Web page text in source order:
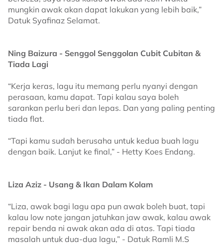
mungkin awak akan dapat lakukan yang lebih baik,”
Datuk Syafinaz Selamat.
Ning Baizura - Senggol Senggolan Cubit Cubitan &
Tiada Lagi
“Kerja keras, lagu itu memang perlu nyanyi dengan
perasaan, kamu dapat. Tapi kalau saya boleh
sarankan perlu beri dan lepas. Dan yang paling penting
tiada flat.
“Tapi kamu sudah berusaha untuk kedua buah lagu
dengan baik. Lanjut ke final,” - Hetty Koes Endang.
Liza Aziz - Usang & Ikan Dalam Kolam
“Liza, awak bagi lagu apa pun awak boleh buat, tapi
kalau low note jangan jatuhkan jaw awak, kalau awak
repair benda ni awak akan ada di atas. Tapi tiada
masalah untuk dua-dua lagu,” - Datuk Ramli M.S